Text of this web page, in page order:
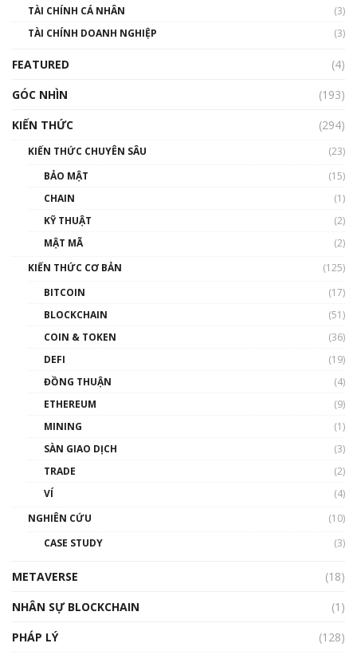
Nhìn lại năm 2022: Những sự kiện ảnh hưởng
đến hệ sinh thái tiền mã hoá | Phổ cập
00:43:47
như thể nào?
00:39:31
Phổ cập Blockchain
thống & Crypto qua các cuộc chiến | Phổ cập
01:32:59
TÀI CHÍNH CÁ NHÂN
(3)
TÀI CHÍNH DOANH NGHIỆP
(3)
FEATURED
(4)
GÓC NHÌN
(193)
KIẾN THỨC
(294)
KIẾN THỨC CHUYÊN SÂU
(23)
BẢO MẬT
(15)
CHAIN
(1)
KỸ THUẬT
(2)
MẬT MÃ
(2)
KIẾN THỨC CƠ BẢN
(125)
BITCOIN
(17)
BLOCKCHAIN
(51)
COIN & TOKEN
(36)
DEFI
(19)
ĐỒNG THUẬN
(4)
ETHEREUM
(9)
MINING
(1)
SÀN GIAO DỊCH
(3)
TRADE
(2)
VÍ
(4)
NGHIÊN CỨU
(10)
CASE STUDY
(3)
METAVERSE
(18)
NHÂN SỰ BLOCKCHAIN
(1)
PHÁP LÝ
(128)